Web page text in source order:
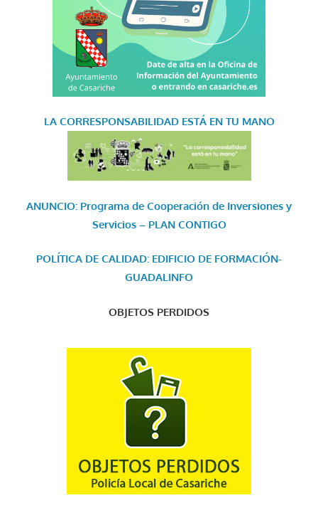
LA CORRESPONSABILIDAD ESTÁ EN TU MANO
ANUNCIO: Programa de Cooperación de Inversiones y
Servicios – PLAN CONTIGO
POLÍTICA DE CALIDAD: EDIFICIO DE FORMACIÓN-
GUADALINFO
OBJETOS PERDIDOS